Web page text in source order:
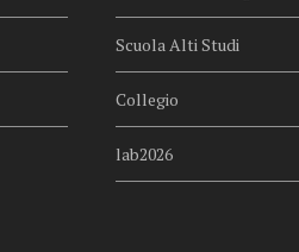
Scuola Alti Studi
Collegio
lab2026